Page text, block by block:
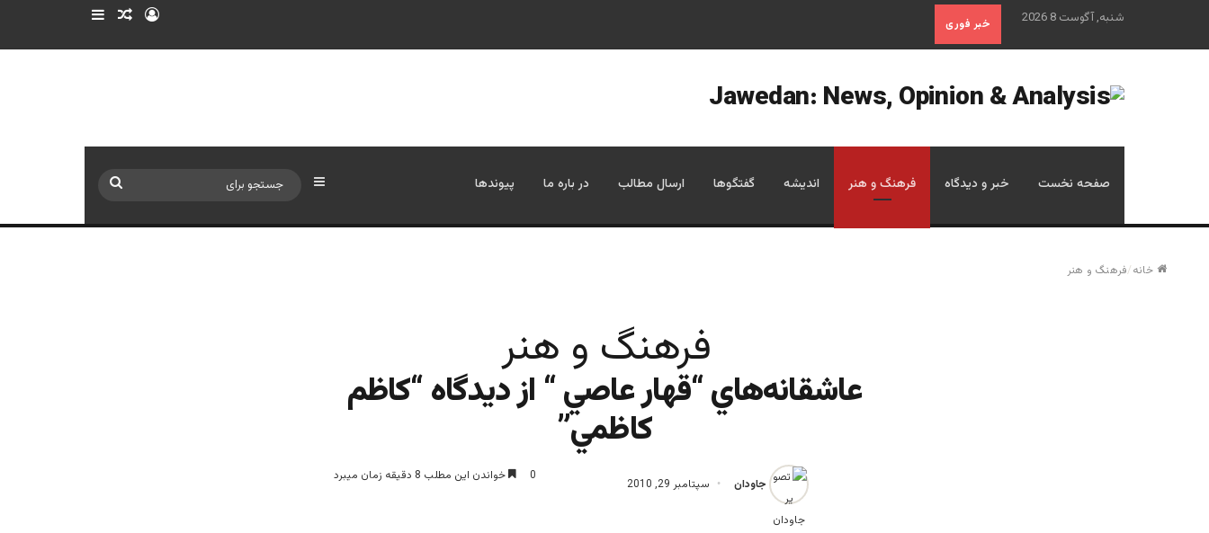
شنبه, آگوست 8 2026 خبر فوری ورود نوشته تصادفی
صفحه نخست خبر و دیدگاه فرهنگ و هنر اندیشه گفتگوها ارسال مطالب در باره ما پیوندها سایدبار
خانه/فرهنگ و هنر
فرهنگ و هنر
عاشقانه‌هاي “قهار عاصي “‌ از ديدگاه “كاظم
كاظمي”
جاودان سپتامبر 29, 2010
0 خواندن این مطلب 8 دقیقه زمان میبرد